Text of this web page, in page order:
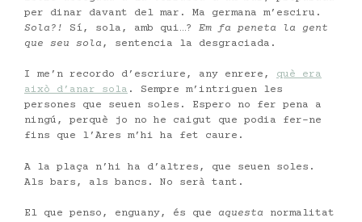
per dinar davant del mar. Ma germana m’esciru.
Sola?!
Sí, sola, amb qui…? Em fa peneta la gent
que seu sola , sentencia la desgraciada.
I me’n recordo d’escriure, any enrere, què era
això d’anar sola . Sempre m’intriguen les
persones que seuen soles. Espero no fer pena a
ningú, perquè jo no he caigut que podia fer-ne
fins que l’Ares m’hi ha fet caure.
A la plaça n’hi ha d’altres, que seuen soles.
Als bars, als bancs. No serà tant.
El que penso, enguany, és que aquesta normalitat